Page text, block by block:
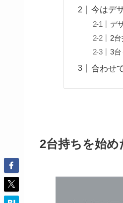
今はデ
デ
2
3
合わせ
2台持ちを始